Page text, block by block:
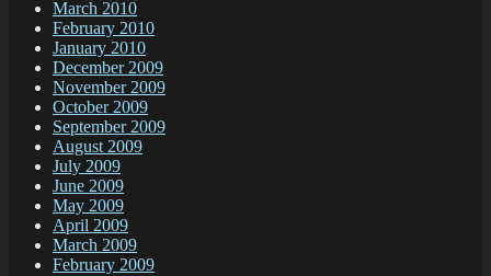
March 2010
February 2010
January 2010
December 2009
November 2009
October 2009
September 2009
August 2009
July 2009
June 2009
May 2009
April 2009
March 2009
February 2009